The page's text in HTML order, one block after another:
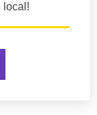
local!